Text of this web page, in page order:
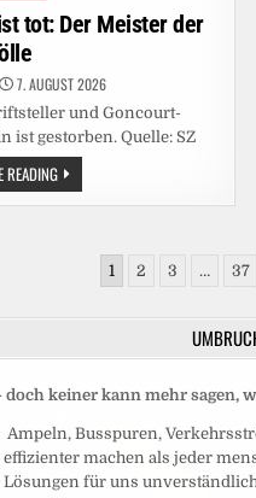
FOLGEN
tot: Der Meister der
7. AUGUST 2026
und Goncourt-
ist gestorben. Quelle: SZ
READINGAUTOR
DIDIER
DECOIN
1 2 3 … 37
doch keiner kann mehr sagen,
Ampeln, Busspuren,
effizienter machen als jeder
Lösungen für uns